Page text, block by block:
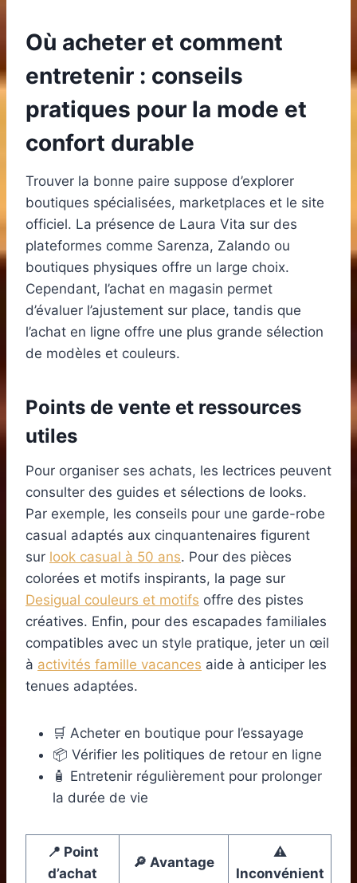
Où acheter et comment
entretenir : conseils
pratiques pour la mode et
confort durable
Trouver la bonne paire suppose d’explorer
boutiques spécialisées, marketplaces et le site
officiel. La présence de Laura Vita sur des
plateformes comme Sarenza, Zalando ou
boutiques physiques offre un large choix.
Cependant, l’achat en magasin permet
d’évaluer l’ajustement sur place, tandis que
l’achat en ligne offre une plus grande sélection
de modèles et couleurs.
Points de vente et ressources
utiles
Pour organiser ses achats, les lectrices peuvent
consulter des guides et sélections de looks.
Par exemple, les conseils pour une garde-robe
casual adaptés aux cinquantenaires figurent
sur look casual à 50 ans. Pour des pièces
colorées et motifs inspirants, la page sur
Desigual couleurs et motifs offre des pistes
créatives. Enfin, pour des escapades familiales
compatibles avec un style pratique, jeter un œil
à activités famille vacances aide à anticiper les
tenues adaptées.
🛒 Acheter en boutique pour l’essayage
📦 Vérifier les politiques de retour en ligne
🧴 Entretenir régulièrement pour prolonger
la durée de vie
📍 Point
d’achat
🔎 Avantage
⚠️
Inconvénient